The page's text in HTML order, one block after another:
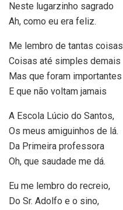
Neste lugarzinho sagrado
Ah, como eu era feliz.
Me lembro de tantas coisas
Coisas até simples demais
Mas que foram importantes
E que não voltam jamais
A Escola Lúcio do Santos,
Os meus amiguinhos de lá.
Da Primeira professora
Oh, que saudade me dá.
Eu me lembro do recreio,
Do Sr. Adolfo e o sino,